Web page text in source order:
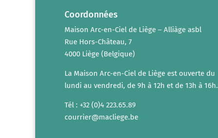
Coordonnées
Maison Arc-en-Ciel de Liège – Alliàge asbl
Rue Hors-Château, 7
4000 Liège (Belgique)
La Maison Arc-en-Ciel de Liège est ouverte du
lundi au vendredi, de 9h à 12h et de 13h à 16h.
Tél : +32 (0)4 223.65.89
courrier@macliege.be